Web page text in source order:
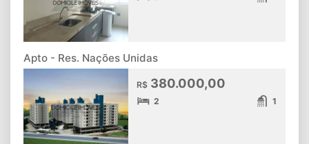
Apto - Res. Nações Unidas
R$ 380.000,00
2 1